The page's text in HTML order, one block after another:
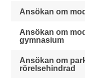
Ansökan om
Ansökan om
gymnasium
Ansökan om
rörelsehindrad